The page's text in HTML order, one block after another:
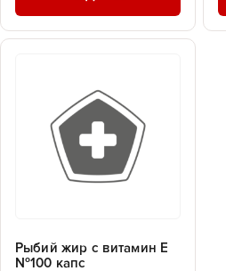
Рыбий жир с витамин Е
№100 капс